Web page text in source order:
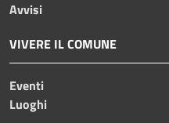
Avvisi
VIVERE IL COMUNE
Eventi
Luoghi